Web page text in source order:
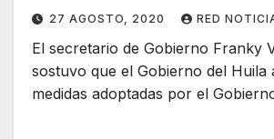
27 AGOSTO, 2020 RED
El secretario de Gobierno Franky
sostuvo que el Gobierno del Huila
medidas adoptadas por el